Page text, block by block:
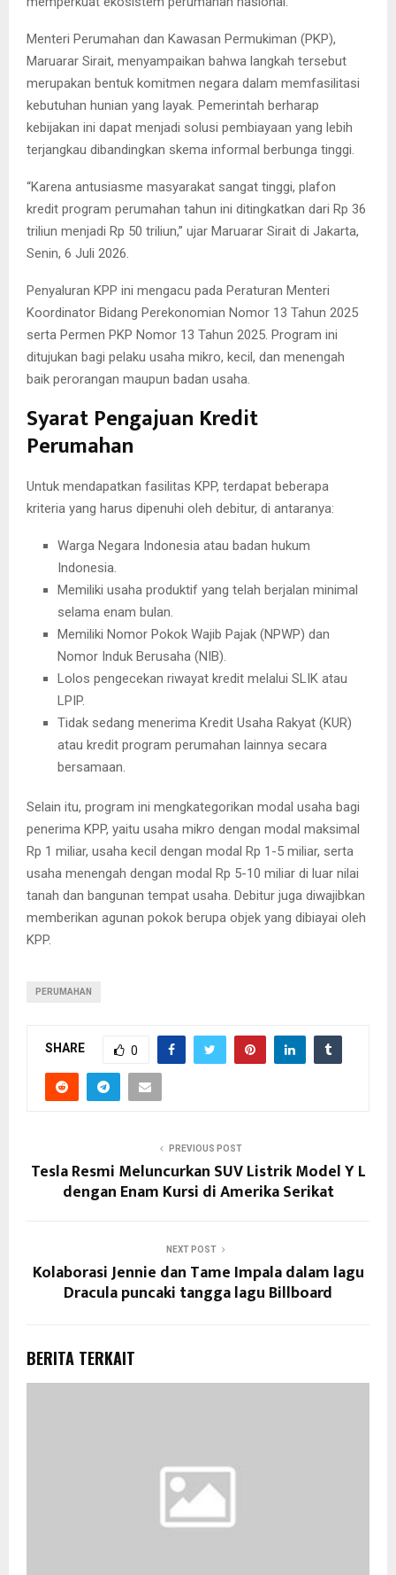
Menteri Perumahan dan Kawasan Permukiman (PKP),
Maruarar Sirait, menyampaikan bahwa langkah tersebut
merupakan bentuk komitmen negara dalam memfasilitasi
kebutuhan hunian yang layak. Pemerintah berharap
kebijakan ini dapat menjadi solusi pembiayaan yang lebih
terjangkau dibandingkan skema informal berbunga tinggi.
“Karena antusiasme masyarakat sangat tinggi, plafon
kredit program perumahan tahun ini ditingkatkan dari Rp 36
triliun menjadi Rp 50 triliun,” ujar Maruarar Sirait di Jakarta,
Senin, 6 Juli 2026.
Penyaluran KPP ini mengacu pada Peraturan Menteri
Koordinator Bidang Perekonomian Nomor 13 Tahun 2025
serta Permen PKP Nomor 13 Tahun 2025. Program ini
ditujukan bagi pelaku usaha mikro, kecil, dan menengah
baik perorangan maupun badan usaha.
Syarat Pengajuan Kredit
Perumahan
Untuk mendapatkan fasilitas KPP, terdapat beberapa
kriteria yang harus dipenuhi oleh debitur, di antaranya:
Warga Negara Indonesia atau badan hukum
Indonesia.
Memiliki usaha produktif yang telah berjalan minimal
selama enam bulan.
Memiliki Nomor Pokok Wajib Pajak (NPWP) dan
Nomor Induk Berusaha (NIB).
Lolos pengecekan riwayat kredit melalui SLIK atau
LPIP.
Tidak sedang menerima Kredit Usaha Rakyat (KUR)
atau kredit program perumahan lainnya secara
bersamaan.
Selain itu, program ini mengkategorikan modal usaha bagi
penerima KPP, yaitu usaha mikro dengan modal maksimal
Rp 1 miliar, usaha kecil dengan modal Rp 1-5 miliar, serta
usaha menengah dengan modal Rp 5-10 miliar di luar nilai
tanah dan bangunan tempat usaha. Debitur juga diwajibkan
memberikan agunan pokok berupa objek yang dibiayai oleh
KPP.
PERUMAHAN
SHARE 0
PREVIOUS POST
Tesla Resmi Meluncurkan SUV Listrik Model Y L
dengan Enam Kursi di Amerika Serikat
NEXT POST
Kolaborasi Jennie dan Tame Impala dalam lagu
Dracula puncaki tangga lagu Billboard
BERITA TERKAIT